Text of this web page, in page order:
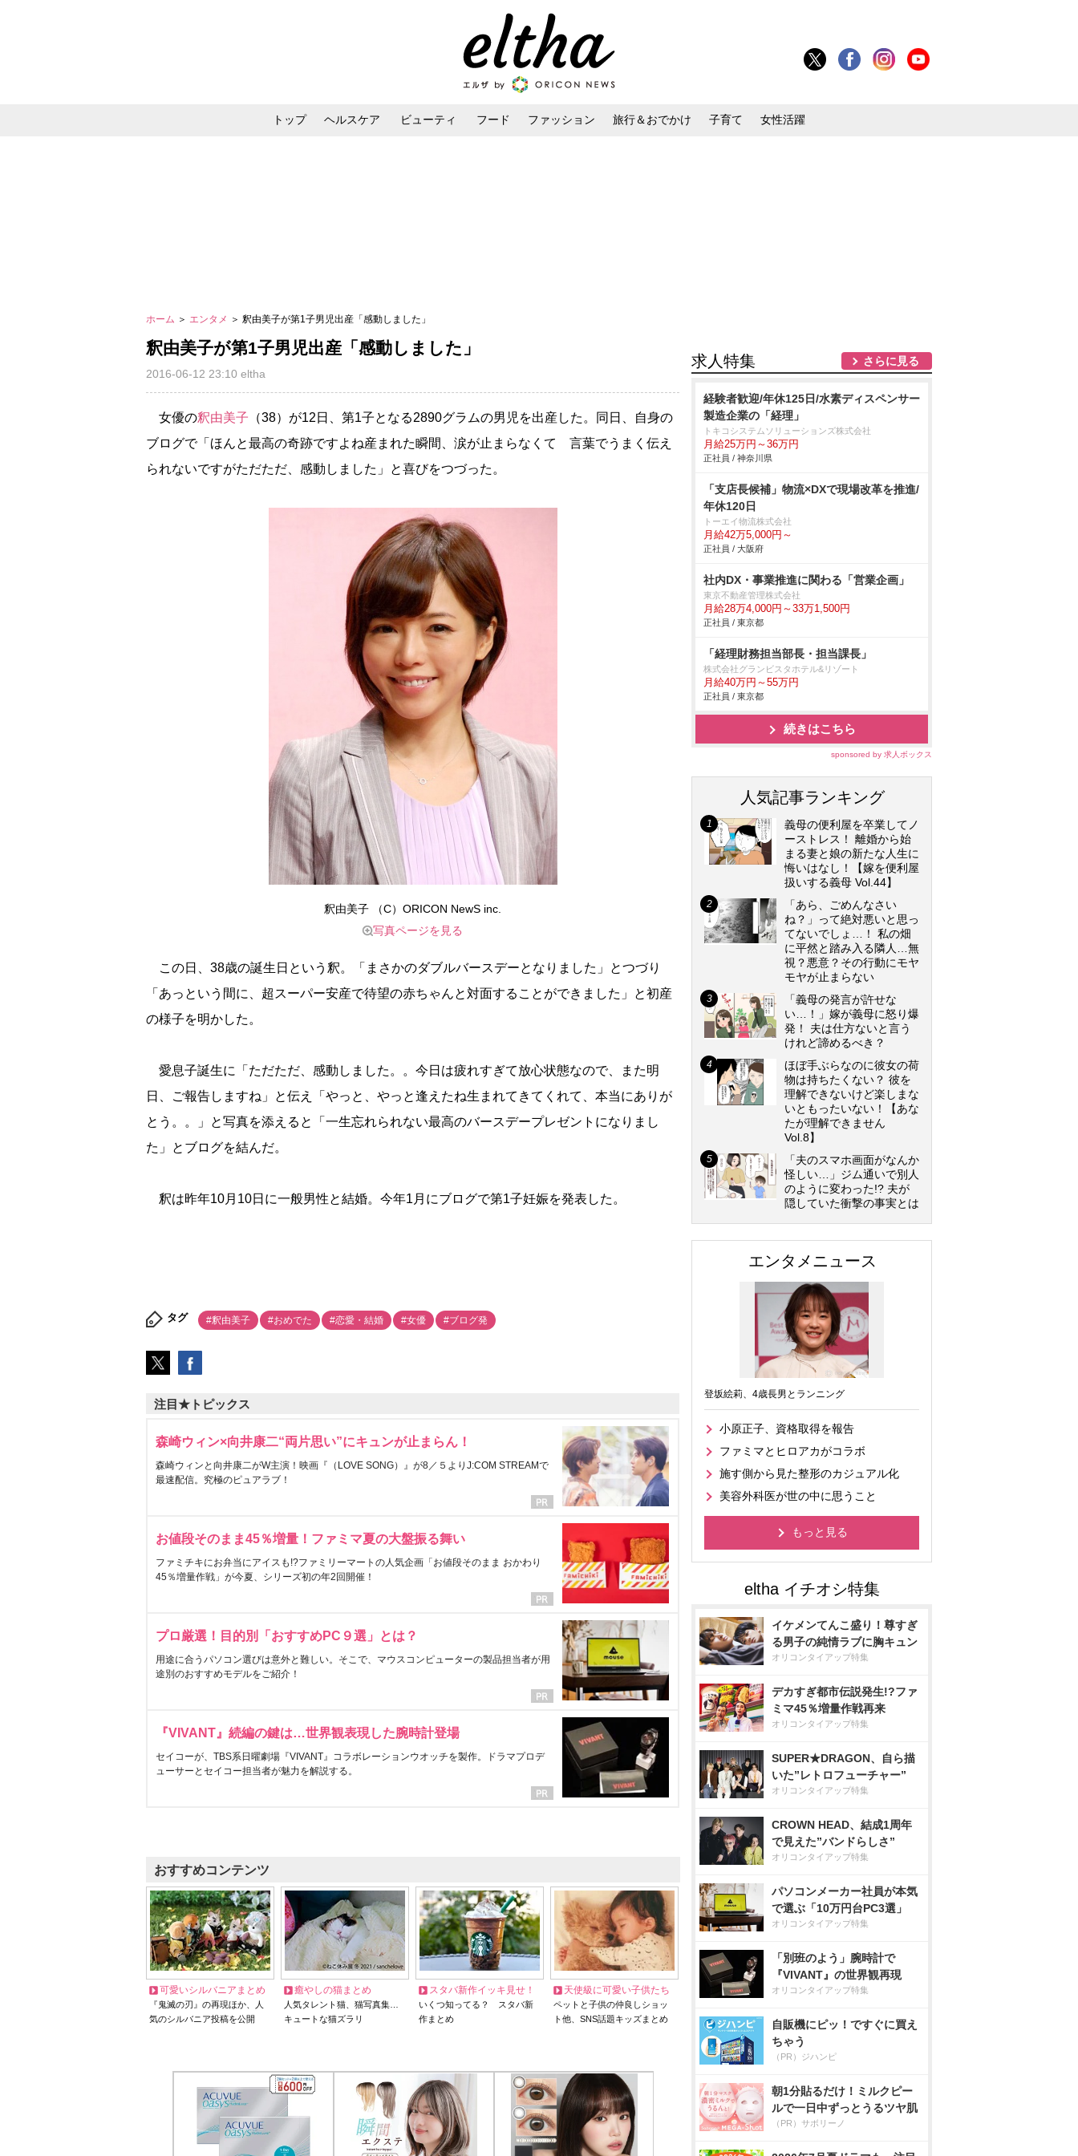
トップ ヘルスケア ビューティ フード ファッション 旅行＆おでかけ 子育て 女性活躍
ホーム ＞ エンタメ ＞ 釈由美子が第1子男児出産「感動しました」
釈由美子が第1子男児出産「感動しました」
2016-06-12 23:10 eltha
女優の釈由美子 （38）が12日、第1子となる2890グラムの男児を出産した。同日、自身の
ブログで「ほんと最高の奇跡ですよね産まれた瞬間、涙が止まらなくて 言葉でうまく伝え
られないですがただただ、感動しました」と喜びをつづった。
釈由美子 （C）ORICON NewS inc.
写真ページを見る
この日、38歳の誕生日という釈。「まさかのダブルバースデーとなりました」とつづり
「あっという間に、超スーパー安産で待望の赤ちゃんと対面することができました」と初産
の様子を明かした。
愛息子誕生に「ただただ、感動しました。。今日は疲れすぎて放心状態なので、また明
日、ご報告しますね」と伝え「やっと、やっと逢えたね生まれてきてくれて、本当にありが
とう。。」と写真を添えると「一生忘れられない最高のバースデープレゼントになりまし
た」とブログを結んだ。
釈は昨年10月10日に一般男性と結婚。今年1月にブログで第1子妊娠を発表した。
タグ #釈由美子 #おめでた #恋愛・結婚 #女優 #ブログ発
注目★トピックス
森崎ウィン×向井康二“両片思い”にキュンが止まらん！
森崎ウィンと向井康二がW主演！映画『（LOVE SONG）』が8／５よりJ:COM STREAMで
最速配信。究極のピュアラブ！
お値段そのまま45％増量！ファミマ夏の大盤振る舞い
ファミチキにお弁当にアイスも!?ファミリーマートの人気企画「お値段そのまま おかわり
45％増量作戦」が今夏、シリーズ初の年2回開催！
プロ厳選！目的別「おすすめPC９選」とは？
用途に合うパソコン選びは意外と難しい。そこで、マウスコンピューターの製品担当者が用
途別のおすすめモデルをご紹介！
『VIVANT』続編の鍵は…世界観表現した腕時計登場
セイコーが、TBS系日曜劇場『VIVANT』コラボレーションウオッチを製作。ドラマプロデ
ューサーとセイコー担当者が魅力を解説する。
おすすめコンテンツ
可愛いシルバニアまとめ
『鬼滅の刃』の再現ほか、人
気のシルバニア投稿を公開
癒やしの猫まとめ
人気タレント猫、猫写真集…
キュートな猫ズラリ
スタバ新作イッキ見せ！
いくつ知ってる？ スタバ新
作まとめ
天使級に可愛い子供たち
ペットと子供の仲良しショッ
ト他、SNS話題キッズまとめ
求人特集 さらに見る
経験者歓迎/年休125日/水素ディスペンサー
製造企業の「経理」
トキコシステムソリューションズ株式会社
月給25万円～36万円
正社員 / 神奈川県
「支店長候補」物流×DXで現場改革を推進/
年休120日
トーエイ物流株式会社
月給42万5,000円～
正社員 / 大阪府
社内DX・事業推進に関わる「営業企画」
東京不動産管理株式会社
月給28万4,000円～33万1,500円
正社員 / 東京都
「経理財務担当部長・担当課長」
株式会社グランビスタホテル&リゾート
月給40万円～55万円
正社員 / 東京都
続きはこちら
sponsored by 求人ボックス
人気記事ランキング
義母の便利屋を卒業してノ
ーストレス！ 離婚から始
まる妻と娘の新たな人生に
悔いはなし！【嫁を便利屋
扱いする義母 Vol.44】
「あら、ごめんなさい
ね？」って絶対悪いと思っ
てないでしょ…！ 私の畑
に平然と踏み入る隣人…無
視？悪意？その行動にモヤ
モヤが止まらない
「義母の発言が許せな
い…！」嫁が義母に怒り爆
発！ 夫は仕方ないと言う
けれど諦めるべき？
ほぼ手ぶらなのに彼女の荷
物は持ちたくない？ 彼を
理解できないけど楽しまな
いともったいない！【あな
たが理解できません
Vol.8】
「夫のスマホ画面がなんか
怪しい…」ジム通いで別人
のように変わった!? 夫が
隠していた衝撃の事実とは
エンタメニュース
登坂絵莉、4歳長男とランニング
小原正子、資格取得を報告
ファミマとヒロアカがコラボ
施す側から見た整形のカジュアル化
美容外科医が世の中に思うこと
もっと見る
イケメンてんこ盛り！尊すぎ
る男子の純情ラブに胸キュン
オリコンタイアップ特集
デカすぎ都市伝説発生!?ファ
ミマ45％増量作戦再来
オリコンタイアップ特集
SUPER★DRAGON、自ら描
いた”レトロフューチャー”
オリコンタイアップ特集
CROWN HEAD、結成1周年
で見えた”バンドらしさ”
オリコンタイアップ特集
パソコンメーカー社員が本気
で選ぶ「10万円台PC3選」
オリコンタイアップ特集
「別班のよう」腕時計で
『VIVANT』の世界観再現
オリコンタイアップ特集
自販機にピッ！ですぐに買え
ちゃう
（PR）ジハンピ
朝1分貼るだけ！ミルクピー
ルで一日中ずっとうるツヤ肌
（PR）サボリーノ